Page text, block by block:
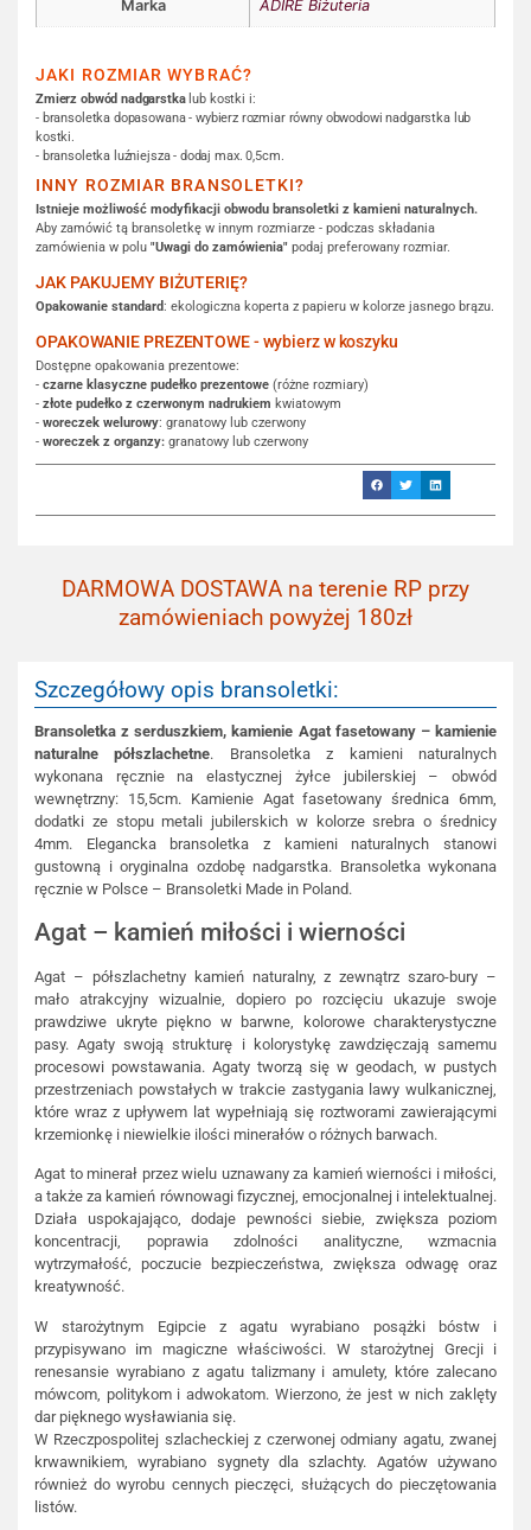
Marka ADIRE Biżuteria
JAKI ROZMIAR WYBRAĆ?
Zmierz obwód nadgarstkalub kostki i:
- bransoletka dopasowana - wybierz rozmiar równy obwodowi nadgarstka lub
kostki.
- bransoletka luźniejsza - dodaj max. 0,5cm.
INNY ROZMIAR BRANSOLETKI?
Istnieje możliwość modyfikacji obwodu bransoletki z kamieni naturalnych.
Aby zamówić tą bransoletkę w innym rozmiarze - podczas składania
zamówienia w polu "Uwagi do zamówienia" podaj preferowany rozmiar.
JAK PAKUJEMY BIŻUTERIĘ?
Opakowanie standard: ekologiczna koperta z papieru w kolorze jasnego brązu.
OPAKOWANIE PREZENTOWE - wybierz w koszyku
Dostępne opakowania prezentowe:
- czarne klasyczne pudełko prezentowe (różne rozmiary)
- złote pudełko z czerwonym nadrukiem kwiatowym
- woreczek welurowy: granatowy lub czerwony
- woreczek z organzy: granatowy lub czerwony
DARMOWA DOSTAWA na terenie RP przy
zamówieniach powyżej 180zł
Szczegółowy opis bransoletki:
Bransoletka z serduszkiem, kamienie Agat fasetowany – kamienie
naturalne półszlachetne. Bransoletka z kamieni naturalnych
wykonana ręcznie na elastycznej żyłce jubilerskiej – obwód
wewnętrzny: 15,5cm. Kamienie Agat fasetowany średnica 6mm,
dodatki ze stopu metali jubilerskich w kolorze srebra o średnicy
4mm. Elegancka bransoletka z kamieni naturalnych stanowi
gustowną i oryginalna ozdobę nadgarstka. Bransoletka wykonana
ręcznie w Polsce – Bransoletki Made in Poland.
Agat – kamień miłości i wierności
Agat – półszlachetny kamień naturalny, z zewnątrz szaro-bury –
mało atrakcyjny wizualnie, dopiero po rozcięciu ukazuje swoje
prawdziwe ukryte piękno w barwne, kolorowe charakterystyczne
pasy. Agaty swoją strukturę i kolorystykę zawdzięczają samemu
procesowi powstawania. Agaty tworzą się w geodach, w pustych
przestrzeniach powstałych w trakcie zastygania lawy wulkanicznej,
które wraz z upływem lat wypełniają się roztworami zawierającymi
krzemionkę i niewielkie ilości minerałów o różnych barwach.
Agat to minerał przez wielu uznawany za kamień wierności i miłości,
a także za kamień równowagi fizycznej, emocjonalnej i intelektualnej.
Działa uspokajająco, dodaje pewności siebie, zwiększa poziom
koncentracji, poprawia zdolności analityczne, wzmacnia
wytrzymałość, poczucie bezpieczeństwa, zwiększa odwagę oraz
kreatywność.
W starożytnym Egipcie z agatu wyrabiano posążki bóstw i
przypisywano im magiczne właściwości. W starożytnej Grecji i
renesansie wyrabiano z agatu talizmany i amulety, które zalecano
mówcom, politykom i adwokatom. Wierzono, że jest w nich zaklęty
dar pięknego wysławiania się.
W Rzeczpospolitej szlacheckiej z czerwonej odmiany agatu, zwanej
krwawnikiem, wyrabiano sygnety dla szlachty. Agatów używano
również do wyrobu cennych pieczęci, służących do pieczętowania
listów.